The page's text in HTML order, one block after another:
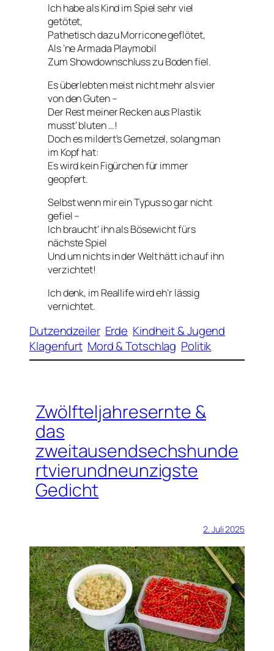
Ich habe als Kind im Spiel sehr viel
getötet,
Pathetisch dazu Morricone geflötet,
Als ’ne Armada Playmobil
Zum Showdownschluss zu Boden fiel.
Es überlebten meist nicht mehr als vier
von den Guten –
Der Rest meiner Recken aus Plastik
musst‘ bluten …!
Doch es mildert’s Gemetzel, solang man
im Kopf hat:
Es wird kein Figürchen für immer
geopfert.
Selbst wenn mir ein Typus so gar nicht
gefiel –
Ich braucht‘ ihn als Bösewicht fürs
nächste Spiel
Und um nichts in der Welt hätt ich auf ihn
verzichtet!
Ich denk, im Reallife wird eh’r lässig
vernichtet.
Dutzendzeiler Erde Kindheit & Jugend
Klagenfurt Mord & Totschlag Politik
Zwölfteljahresernte &
das
zweitausendsechshunde
rtvierundneunzigste
Gedicht
2. Juli 2025